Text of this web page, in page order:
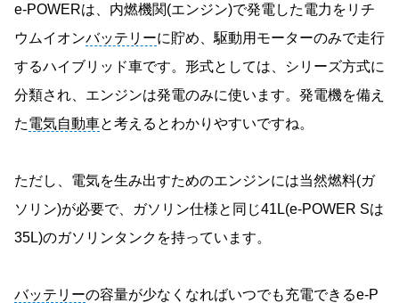
e-POWERは、内燃機関(エンジン)で発電した電力をリチ
ウムイオンバッテリーに貯め、駆動用モーターのみで走行
するハイブリッド車です。形式としては、シリーズ方式に
分類され、エンジンは発電のみに使います。発電機を備え
た電気自動車と考えるとわかりやすいですね。
ただし、電気を生み出すためのエンジンには当然燃料(ガ
ソリン)が必要で、ガソリン仕様と同じ41L(e-POWER Sは
35L)のガソリンタンクを持っています。
バッテリーの容量が少なくなればいつでも充電できるe-P